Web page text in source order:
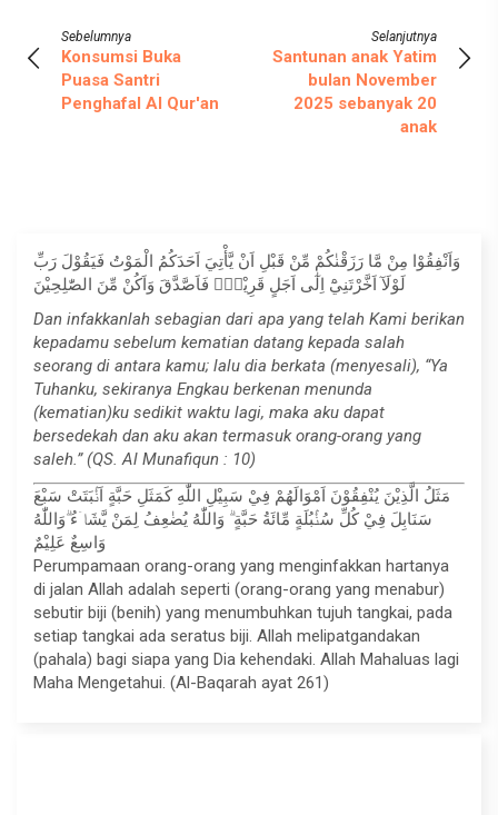
Sebelumnya
Konsumsi Buka
Puasa Santri
Penghafal Al Qur'an
Selanjutnya
Santunan anak Yatim
bulan November
2025 sebanyak 20
anak
وَاَنْفِقُوْا مِنْ مَّا رَزَقْنٰكُمْ مِّنْ قَبْلِ اَنْ يَّأْتِيَ اَحَدَكُمُ الْمَوْتُ فَيَقُوْلَ رَبِّ
لَوْلَآ اَخَّرْتَنِيْٓ اِلٰٓى اَجَلٍ قَرِيْبٍۚ فَاَصَّدَّقَ وَاَكُنْ مِّنَ الصّٰلِحِيْنَ
Dan infakkanlah sebagian dari apa yang telah Kami berikan
kepadamu sebelum kematian datang kepada salah
seorang di antara kamu; lalu dia berkata (menyesali), “Ya
Tuhanku, sekiranya Engkau berkenan menunda
(kematian)ku sedikit waktu lagi, maka aku dapat
bersedekah dan aku akan termasuk orang-orang yang
saleh.” (QS. Al Munafiqun : 10)
مَثَلُ الَّذِيْنَ يُنْفِقُوْنَ اَمْوَالَهُمْ فِيْ سَبِيْلِ اللّٰهِ كَمَثَلِ حَبَّةٍ اَنْۢبَتَتْ سَبْعَ
سَنَابِلَ فِيْ كُلِّ سُنْۢبُلَةٍ مِّائَةُ حَبَّةٍ ۗ وَاللّٰهُ يُضٰعِفُ لِمَنْ يَّشَاۤءُ ۗوَاللّٰهُ
وَاسِعٌ عَلِيْمٌ
Perumpamaan orang-orang yang menginfakkan hartanya
di jalan Allah adalah seperti (orang-orang yang menabur)
sebutir biji (benih) yang menumbuhkan tujuh tangkai, pada
setiap tangkai ada seratus biji. Allah melipatgandakan
(pahala) bagi siapa yang Dia kehendaki. Allah Mahaluas lagi
Maha Mengetahui. (Al-Baqarah ayat 261)